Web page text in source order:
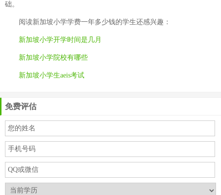
础。
阅读新加坡小学学费一年多少钱的学生还感兴趣：
新加坡小学开学时间是几月
新加坡小学院校有哪些
新加坡小学生aeis考试
免费评估